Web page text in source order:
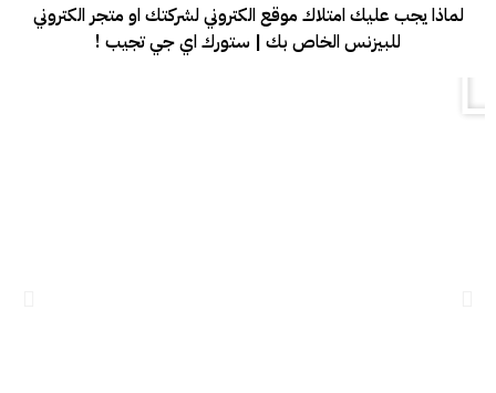
لماذا يجب عليك امتلاك موقع الكتروني لشركتك او متجر الكتروني
للبيزنس الخاص بك | ستورك اي جي تجيب !